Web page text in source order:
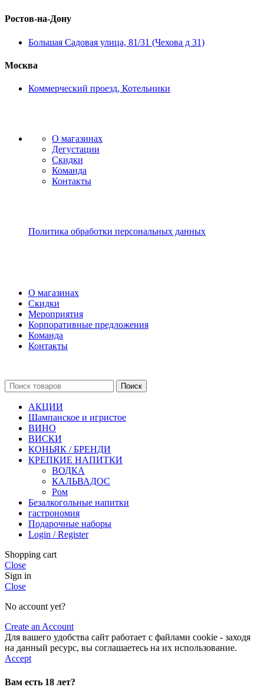
Ростов-на-Дону
Большая Садовая улица, 81/31 (Чехова д 31)
Москва
Коммерческий проезд, Котельники
О магазинах
Дегустации
Скидки
Команда
Контакты
Политика обработки персональных данных
О магазинах
Скидки
Мероприятия
Корпоративные предложения
Команда
Контакты
Поиск
АКЦИИ
Шампанское и игристое
ВИНО
ВИСКИ
КОНЬЯК / БРЕНДИ
КРЕПКИЕ НАПИТКИ
ВОДКА
КАЛЬВАДОС
Ром
Безалкогольные напитки
гастрономия
Подарочные наборы
Login / Register
Shopping cart
Close
Sign in
Close
No account yet?
Create an Account
Для вашего удобства сайт работает с файлами cookie - заходя
на данный ресурс, вы соглашаетесь на их использование.
Accept
Вам есть 18 лет?